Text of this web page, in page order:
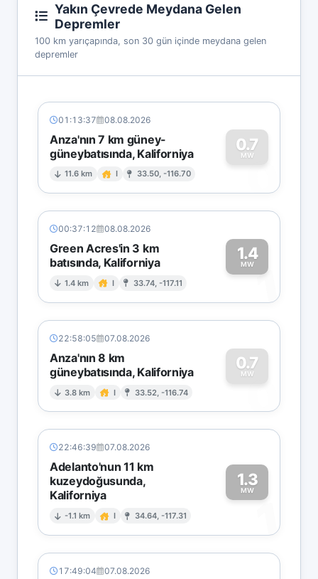
Yakın Çevrede Meydana Gelen
Depremler
100 km yarıçapında, son 30 gün içinde meydana gelen
depremler
01:13:37 08.08.2026
Anza'nın 7 km güney-
güneybatısında, Kaliforniya
11.6 km I 33.50, -116.70
0.7
MW
0
00:37:12 08.08.2026
Green Acres'in 3 km
batısında, Kaliforniya
1.4 km I 33.74, -117.11
1.4
MW1
22:58:05 07.08.2026
Anza'nın 8 km
güneybatısında, Kaliforniya
3.8 km I 33.52, -116.74
0.7
MW
0
22:46:39 07.08.2026
Adelanto'nun 11 km
kuzeydoğusunda,
Kaliforniya
-1.1 km I 34.64, -117.31
1.3
MW
1
17:49:04 07.08.2026